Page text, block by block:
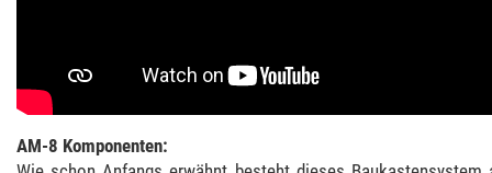
AM-8 Komponenten: